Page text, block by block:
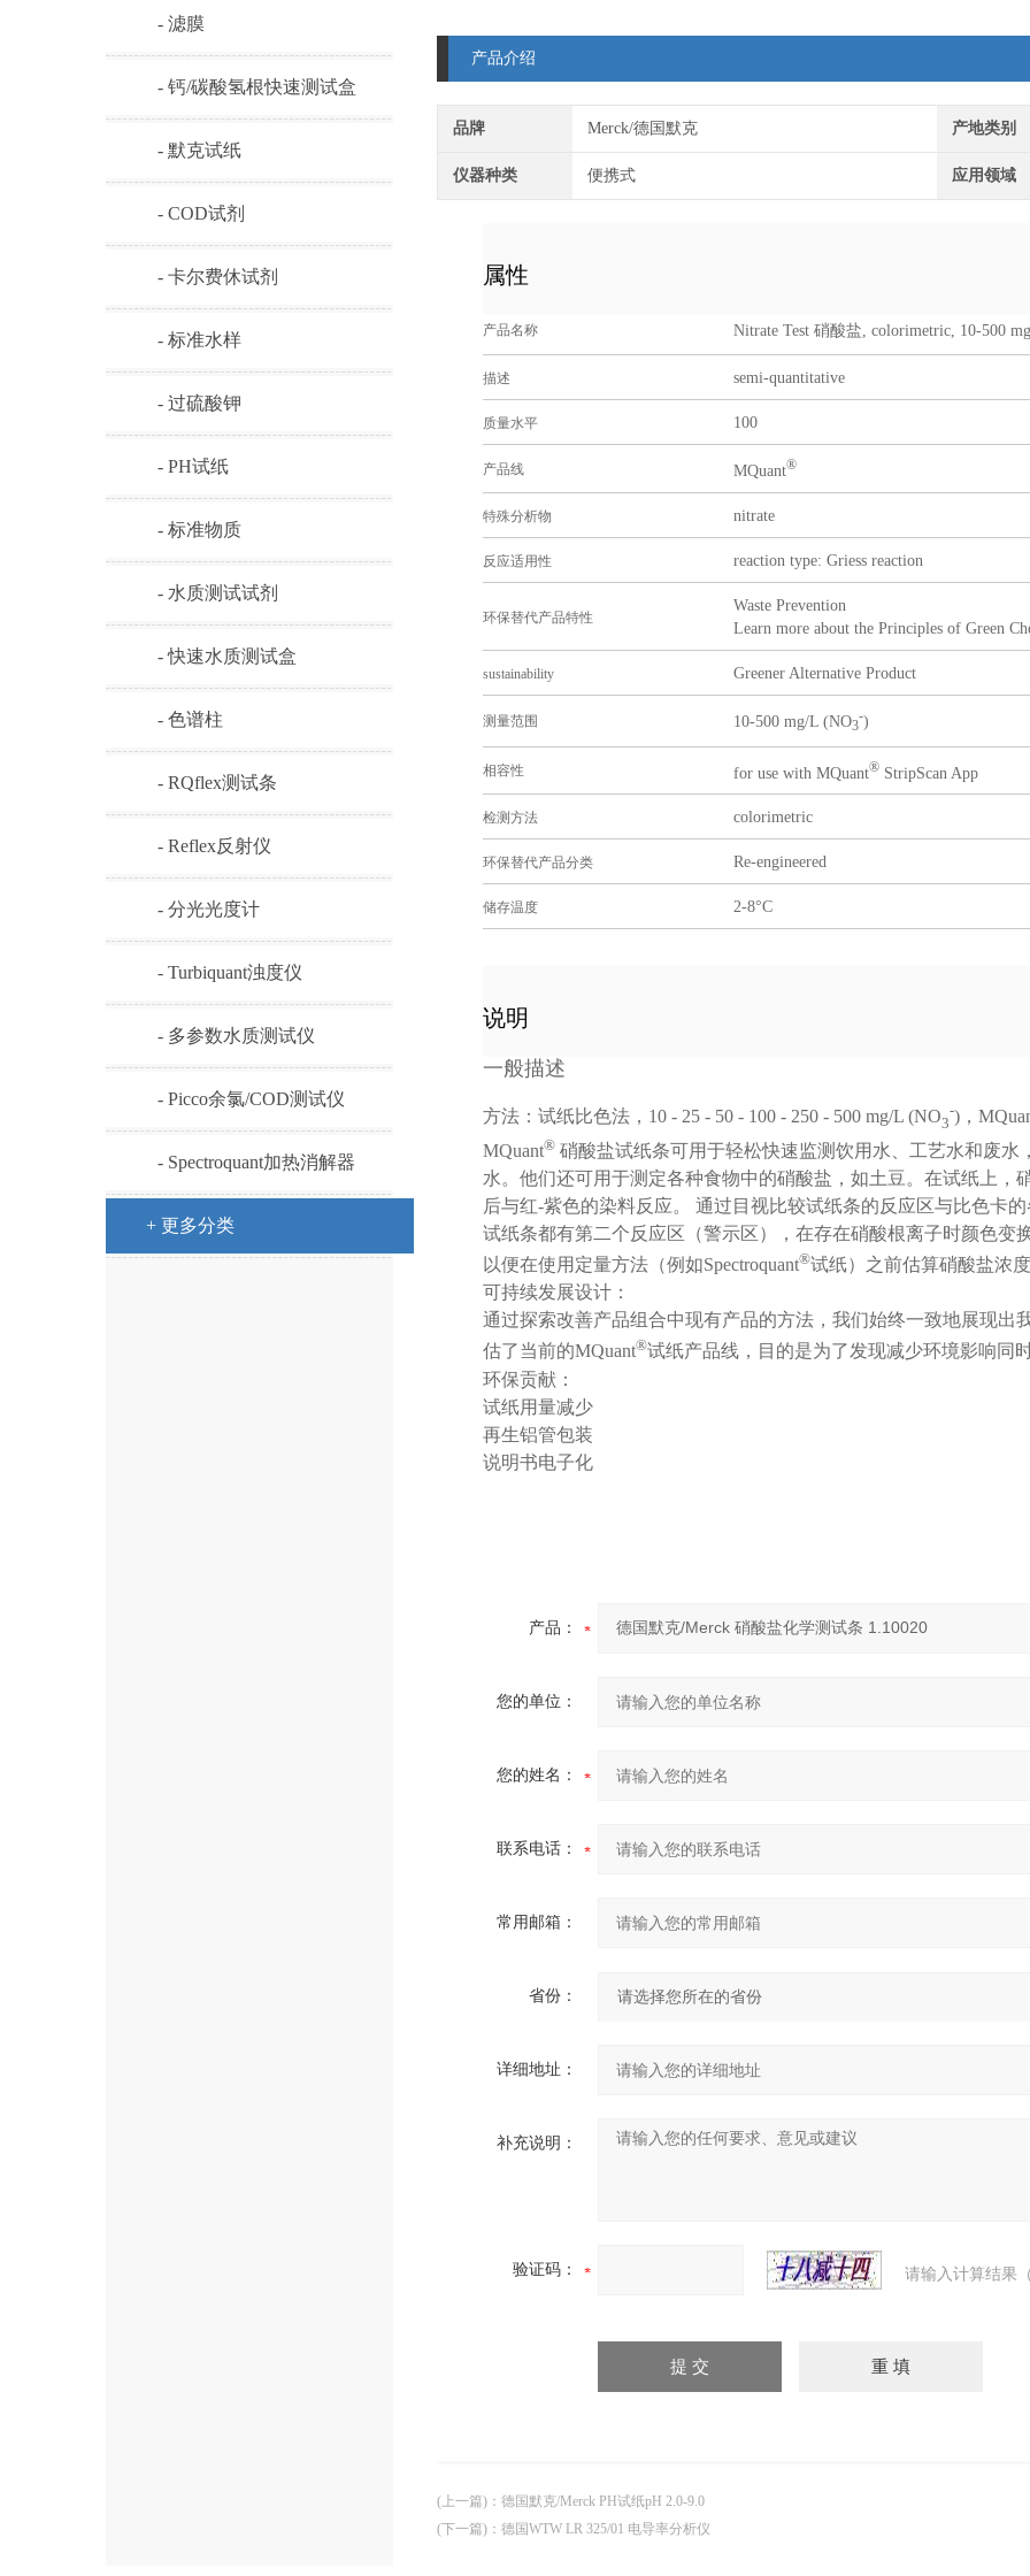
- 滤膜
- 钙/碳酸氢根快速测试盒
- 默克试纸
- COD试剂
- 卡尔费休试剂
- 标准水样
- 过硫酸钾
- PH试纸
- 标准物质
- 水质测试试剂
- 快速水质测试盒
- 色谱柱
- RQflex测试条
- Reflex反射仪
- 分光光度计
- Turbiquant浊度仪
- 多参数水质测试仪
- Picco余氯/COD测试仪
- Spectroquant加热消解器
+ 更多分类
产品介绍
品牌 Merck/德国默克 产地类别
仪器种类 便携式 应用领域
属性
产品名称 Nitrate Test 硝酸盐, colorimetric, 10-500
描述 semi-quantitative
质量水平 100
产品线 MQuant®
特殊分析物 nitrate
反应适用性 reaction type: Griess reaction
环保替代产品特性
Waste Prevention
Learn more about the Principles of Green
sustainability Greener Alternative Product
测量范围 10-500 mg/L (NO3
-)
相容性 for use with MQuant®StripScan App
检测方法 colorimetric
环保替代产品分类 Re-engineered
储存温度 2-8°C
说明
一般描述
方法：试纸比色法，10 - 25 - 50 - 100 - 250 - 500 mg/L (NO3
-)，
MQuant® 硝酸盐试纸条可用于轻松快速监测饮用水、工艺水和废水
水。他们还可用于测定各种食物中的硝酸盐，如土豆。在试纸上，
后与红-紫色的染料反应。 通过目视比较试纸条的反应区与比色卡
试纸条都有第二个反应区（警示区），在存在硝酸根离子时颜色变
以便在使用定量方法（例如Spectroquant®试纸）之前估算硝酸盐浓
可持续发展设计：
通过探索改善产品组合中现有产品的方法，我们始终一致地展现出
估了当前的MQuant®试纸产品线，目的是为了发现减少环境影响同
环保贡献：
试纸用量减少
再生铝管包装
说明书电子化
产品：
您的单位：
您的姓名：
联系电话：
常用邮箱：
省份：
详细地址：
补充说明：
验证码： 请输入计算结果
(上一篇) ： 德国默克/Merck PH试纸pH 2.0-9.0
(下一篇) ： 德国WTW LR 325/01 电导率分析仪